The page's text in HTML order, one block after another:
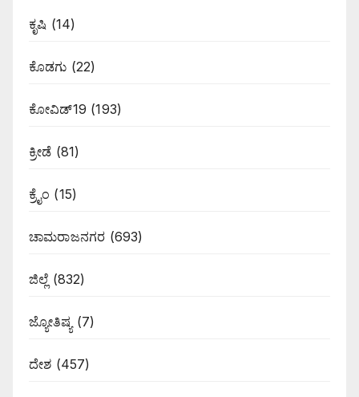
ಕೃಷಿ (14)
ಕೊಡಗು (22)
ಕೋವಿಡ್19 (193)
ಕ್ರೀಡೆ (81)
ಕ್ರೈಂ (15)
ಚಾಮರಾಜನಗರ (693)
ಜಿಲ್ಲೆ (832)
ಜ್ಯೋತಿಷ್ಯ (7)
ದೇಶ (457)